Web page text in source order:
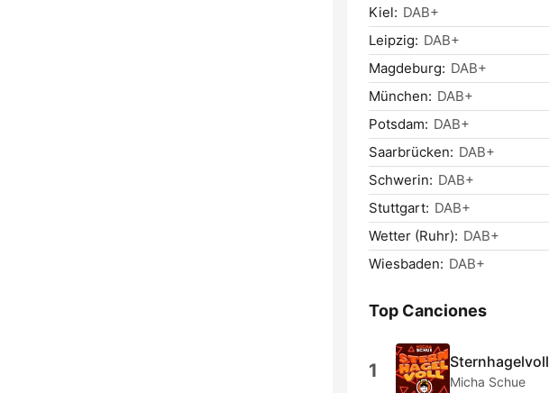
Kiel: DAB+
Leipzig: DAB+
Magdeburg: DAB+
München: DAB+
Potsdam: DAB+
Saarbrücken: DAB+
Schwerin: DAB+
Stuttgart: DAB+
Wetter (Ruhr): DAB+
Wiesbaden: DAB+
Top Canciones
1 Sternhagelvoll
Micha Schue